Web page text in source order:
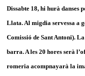
Dissabte 18, hi hurà danses
Llata. Al migdia servessa a
Comissió de Sant Antoni).
barra. A les 20 hores serà
romeria acompnayarà la